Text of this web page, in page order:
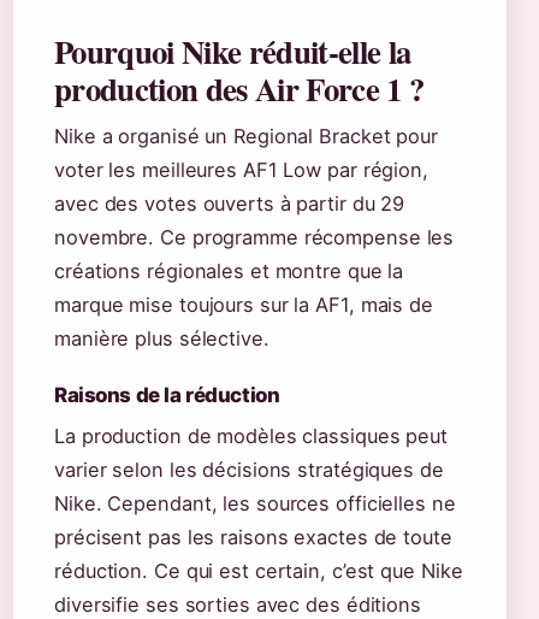
Pourquoi Nike réduit-elle la
production des Air Force 1 ?
Nike a organisé un Regional Bracket pour
voter les meilleures AF1 Low par région,
avec des votes ouverts à partir du 29
novembre. Ce programme récompense les
créations régionales et montre que la
marque mise toujours sur la AF1, mais de
manière plus sélective.
Raisons de la réduction
La production de modèles classiques peut
varier selon les décisions stratégiques de
Nike. Cependant, les sources officielles ne
précisent pas les raisons exactes de toute
réduction. Ce qui est certain, c’est que Nike
diversifie ses sorties avec des éditions